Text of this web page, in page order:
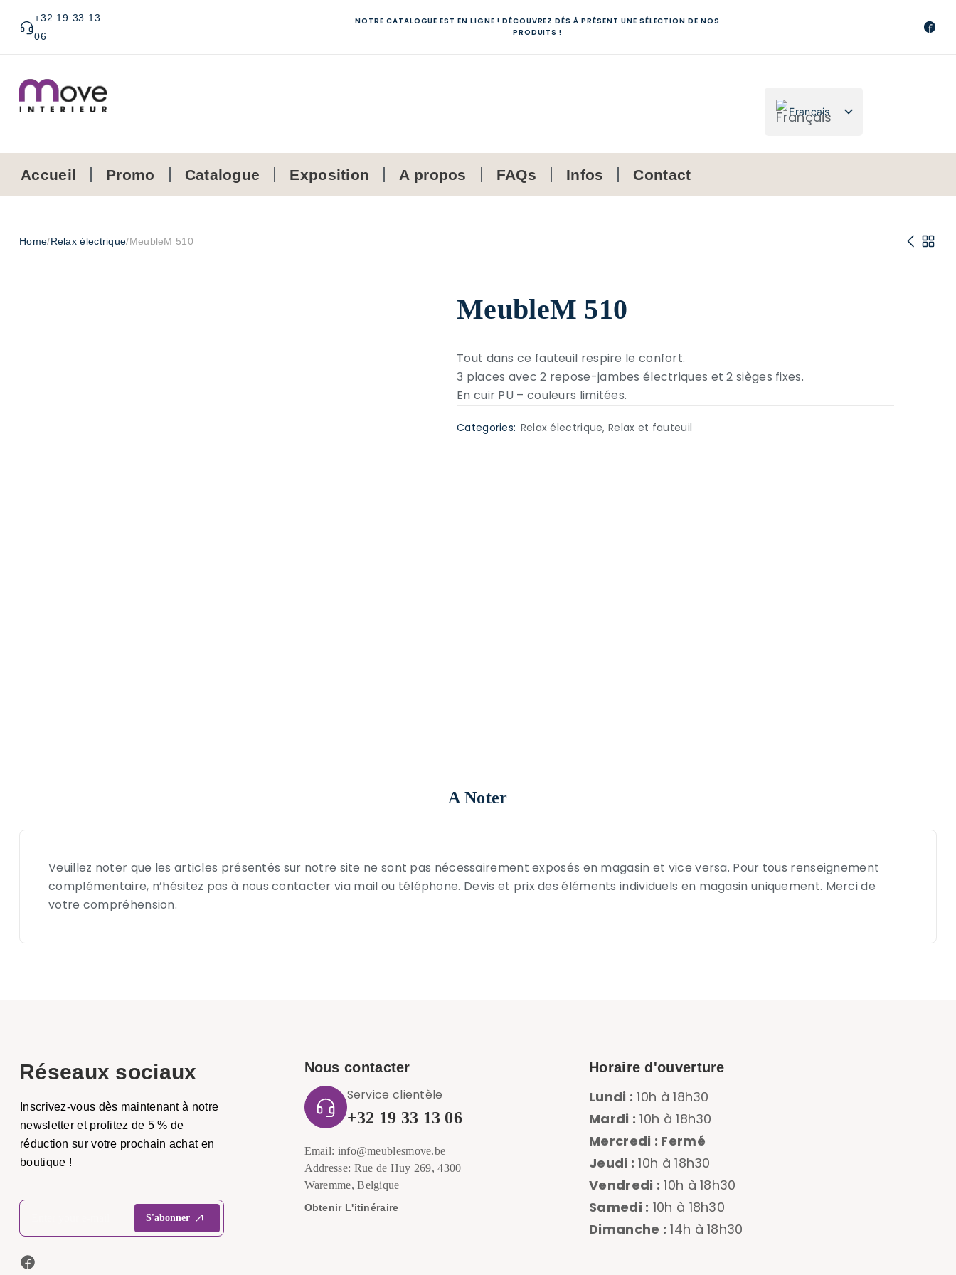
+32 19 33 13
06
NOTRE CATALOGUE EST EN LIGNE ! DÉCOUVREZ DÉS À PRÉSENT UNE SÉLECTION DE NOS
PRODUITS !
Français
Accueil Promo Catalogue Exposition A propos FAQs Infos Contact
Home/Relax électrique/MeubleM 510
MeubleM 510
Tout dans ce fauteuil respire le confort.
3 places avec 2 repose-jambes électriques et 2 sièges fixes.
En cuir PU – couleurs limitées.
Categories: Relax électrique,Relax et fauteuil
A Noter
Veuillez noter que les articles présentés sur notre site ne sont pas nécessairement exposés en magasin et vice versa. Pour tous renseignement
complémentaire, n’hésitez pas à nous contacter via mail ou téléphone. Devis et prix des éléments individuels en magasin uniquement. Merci de
votre compréhension.
Réseaux sociaux
Inscrivez-vous dès maintenant à notre
newsletter et profitez de 5 % de
réduction sur votre prochain achat en
boutique !
Nous contacter
Service clientèle
+32 19 33 13 06
Email: info@meublesmove.be
Addresse: Rue de Huy 269, 4300
Waremme, Belgique
Obtenir L'itinéraire
Horaire d'ouverture
Lundi : 10h à 18h30
Mardi : 10h à 18h30
Mercredi : Fermé
Jeudi : 10h à 18h30
Vendredi : 10h à 18h30
Samedi : 10h à 18h30
Dimanche : 14h à 18h30